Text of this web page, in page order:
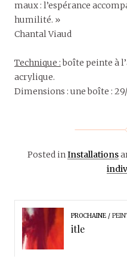
maux : l’espérance
humilité. »
Chantal Viaud
Technique :boîte peinte à
acrylique.
Dimensions : une boîte :
Posted inInstallations
PROCHAINE
itle